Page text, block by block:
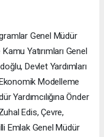
Genel Müdür
Yatırımları Genel
Devlet Yardımları
Modelleme
Yardımcılığına Önder
Edis, Çevre,
Emlak Genel Müdür